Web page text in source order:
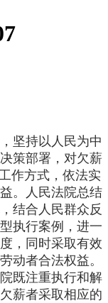
坚持以人民为中
策部署，对欠薪
作方式，依法实
。人民法院总结
结合人民群众反
执行案例，进一
，同时采取有效
动者合法权益。
既注重执行和解
薪者采取相应的